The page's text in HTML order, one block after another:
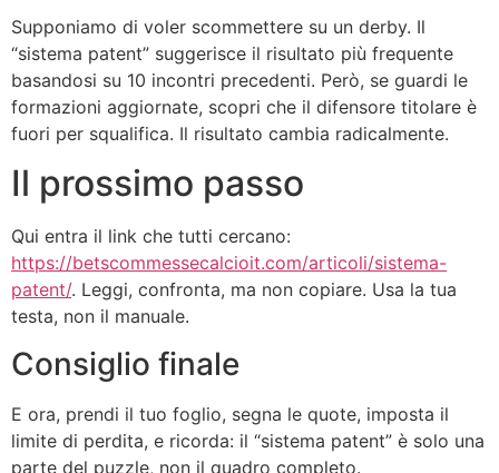
Supponiamo di voler scommettere su un derby. Il
“sistema patent” suggerisce il risultato più frequente
basandosi su 10 incontri precedenti. Però, se guardi le
formazioni aggiornate, scopri che il difensore titolare è
fuori per squalifica. Il risultato cambia radicalmente.
Il prossimo passo
Qui entra il link che tutti cercano:
https://betscommessecalcioit.com/articoli/sistema-
patent/. Leggi, confronta, ma non copiare. Usa la tua
testa, non il manuale.
Consiglio finale
E ora, prendi il tuo foglio, segna le quote, imposta il
limite di perdita, e ricorda: il “sistema patent” è solo una
parte del puzzle, non il quadro completo.